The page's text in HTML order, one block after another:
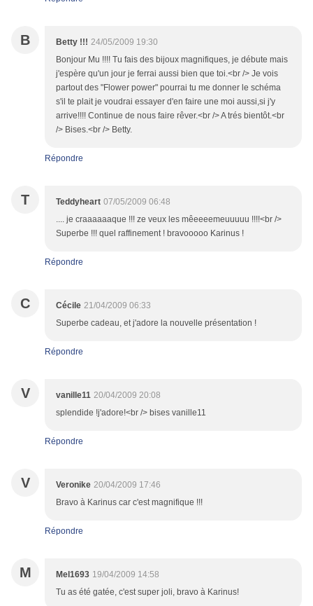
B Betty !!! 24/05/2009 19:30
Bonjour Mu !!!! Tu fais des bijoux magnifiques, je débute mais
j'espère qu'un jour je ferrai aussi bien que toi.<br /> Je vois
partout des "Flower power" pourrai tu me donner le schéma
s'il te plait je voudrai essayer d'en faire une moi aussi,si j'y
arrive!!!! Continue de nous faire rêver.<br /> A trés bientôt.<br
/> Bises.<br /> Betty.
Répondre
T Teddyheart 07/05/2009 06:48
.... je craaaaaaque !!! ze veux les mêeeeemeuuuuu !!!!<br />
Superbe !!! quel raffinement ! bravooooo Karinus !
Répondre
C Cécile 21/04/2009 06:33
Superbe cadeau, et j'adore la nouvelle présentation !
Répondre
V vanille11 20/04/2009 20:08
splendide !j'adore!<br /> bises vanille11
Répondre
V Veronike 20/04/2009 17:46
Bravo à Karinus car c'est magnifique !!!
Répondre
M Mel1693 19/04/2009 14:58
Tu as été gatée, c'est super joli, bravo à Karinus!